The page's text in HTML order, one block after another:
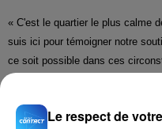
« C'est le quartier le plus calme
suis ici pour témoigner notre
ce soit possible dans ces
la ville, Jean-Luc Lesaffre.
Le département du Nord avait
Le respect de